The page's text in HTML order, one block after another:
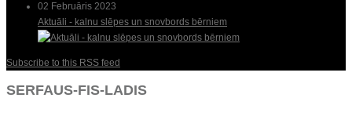
02 Februāris 2023
Aktuāli - kalnu slēpes un snovbords bērniem
Subscribe to this RSS feed
SERFAUS-FIS-LADIS